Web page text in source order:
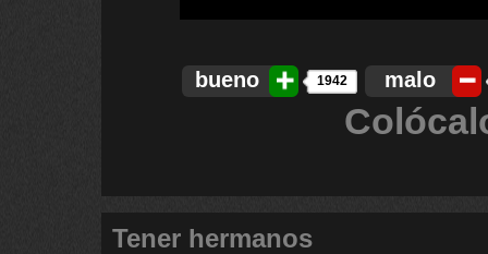
bueno 1942 malo
Tener hermanos